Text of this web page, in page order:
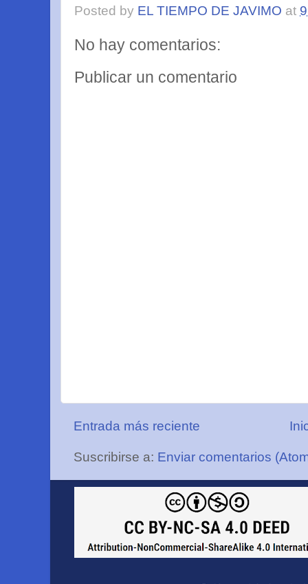
Posted by EL TIEMPO DE JAVIMO at
No hay comentarios:
Publicar un comentario
Entrada más reciente
Suscribirse a: Enviar comentarios